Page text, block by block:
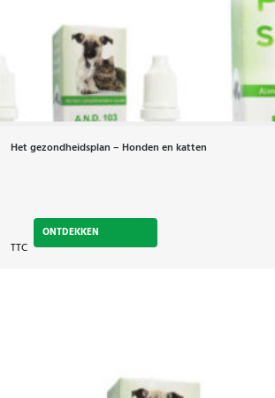
Het gezondheidsplan – Honden en katten
TTC
ONTDEKKEN